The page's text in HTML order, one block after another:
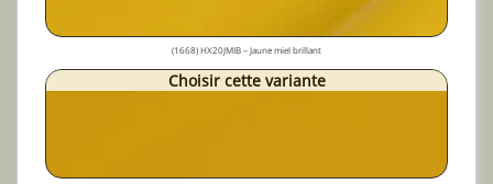
(1668) HX20JMIB – Jaune miel brillant
Choisir cette variante